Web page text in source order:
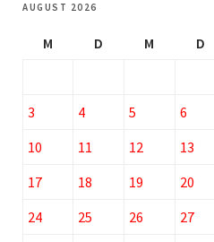
AUGUST 2026
M D M D
3
4 5 6
10
11 12 13
17
18 19 20
24
25 26 27